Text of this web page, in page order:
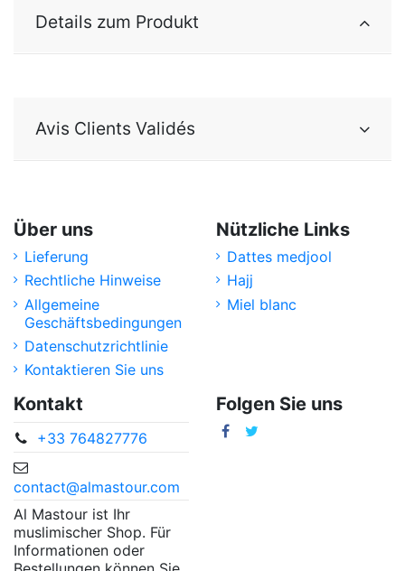
Details zum Produkt
Avis Clients Validés
Über uns
Lieferung
Rechtliche Hinweise
Allgemeine
Geschäftsbedingungen
Datenschutzrichtlinie
Kontaktieren Sie uns
Nützliche Links
Dattes medjool
Hajj
Miel blanc
Kontakt
+33 764827776
contact@almastour.com
Al Mastour ist Ihr
muslimischer Shop. Für
Informationen oder
Folgen Sie uns